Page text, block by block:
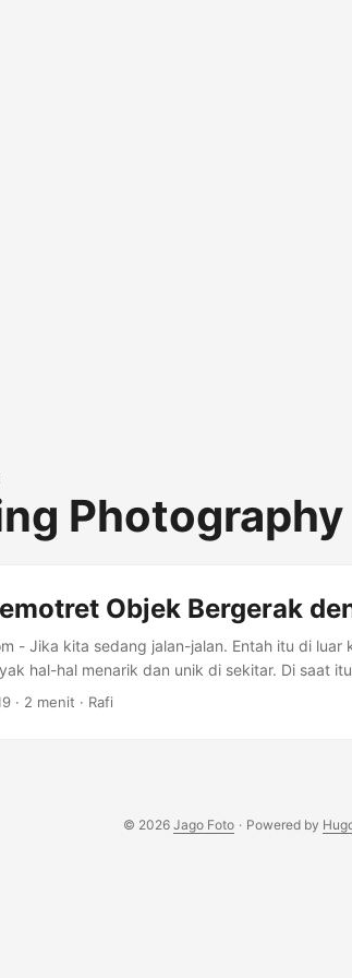
Photography
Objek Bergerak
- Jika kita sedang jalan-jalan. Entah itu di luar
hal-hal menarik dan unik di sekitar. Di saat
orang yang sedang lari pagi atau jogging,
· 2 menit · Rafi
© 2026 Jago Foto · Powered by